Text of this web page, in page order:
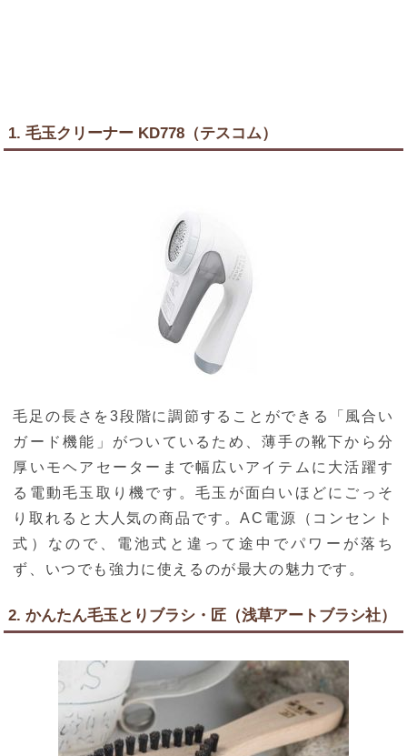
1. 毛玉クリーナー KD778（テスコム）
毛足の長さを3段階に調節することができる「風合い
ガード機能」がついているため、薄手の靴下から分
厚いモヘアセーターまで幅広いアイテムに大活躍す
る電動毛玉取り機です。毛玉が面白いほどにごっそ
り取れると大人気の商品です。AC電源（コンセント
式）なので、電池式と違って途中でパワーが落ち
ず、いつでも強力に使えるのが最大の魅力です。
2. かんたん毛玉とりブラシ・匠（浅草アートブラシ社）